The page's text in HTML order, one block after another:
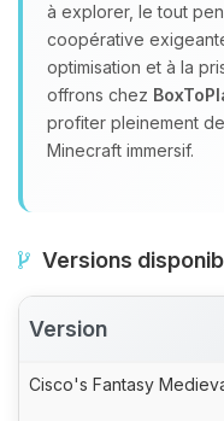
à explorer, le tout
coopérative
optimisation et à la
offrons chez
profiter pleinement
Minecraft immersif.
Versions
Version
Cisco's Fantasy